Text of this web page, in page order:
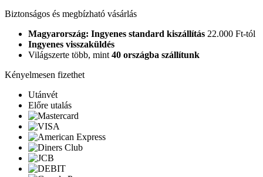
Biztonságos és megbízható vásárlás
Magyarország: Ingyenes standard kiszállítás 22.000 Ft-tól
Ingyenes visszaküldés
Világszerte több, mint 40 országba szállítunk
Kényelmesen fizethet
Utánvét
Előre utalás